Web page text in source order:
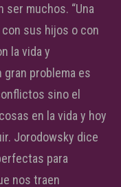
ser muchos. “Una
sus hijos o con
la vida y
gran problema es
sino el
en la vida y hoy
Jorodowsky dice
para
nos traen